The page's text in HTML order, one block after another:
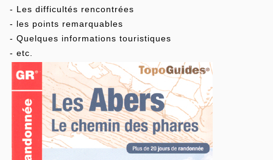
- Les difficultés rencontrées
- les points remarquables
- Quelques informations touristiques
- etc.